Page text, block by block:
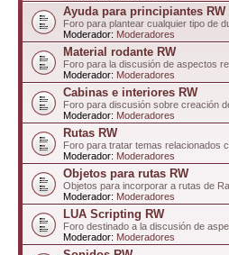
Ayuda para principiantes RW
Foro para plantear cualquier tipo de
Moderador: Moderadores
Material rodante RW
Foro para la discusión de aspectos
Moderador: Moderadores
Cabinas e interiores RW
Foro para discusión sobre creación
Moderador: Moderadores
Rutas RW
Foro para tratar temas relacionados
Moderador: Moderadores
Objetos para rutas RW
Objetos para incorporar a rutas de
Moderador: Moderadores
LUA Scripting RW
Foro destinado a la discusión de
Moderador: Moderadores